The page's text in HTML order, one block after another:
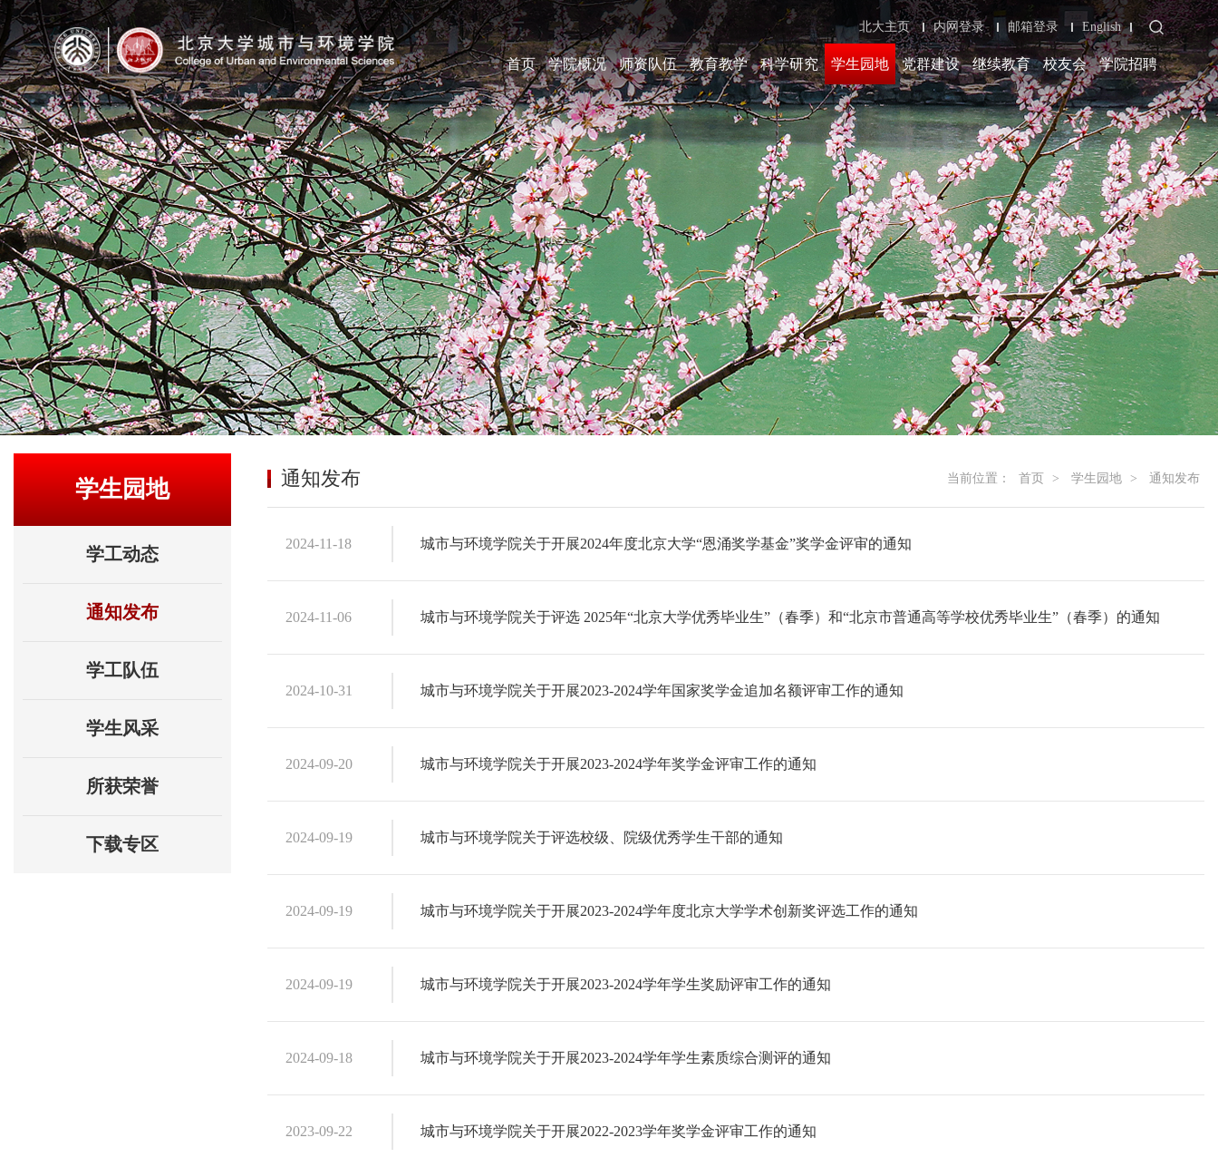
北大主页 内网登录 邮箱登录 English
首页 学院概况 师资队伍 教育教学 科学研究 学生园地 党群建设 继续教育 校友会 学院招聘
学生园地
学工动态
通知发布
学工队伍
学生风采
所获荣誉
下载专区
通知发布 当前位置： 首页 > 学生园地 > 通知发布
2024-11-18 城市与环境学院关于开展2024年度北京大学“恩涌奖学基金”奖学金评审的通知
2024-11-06 城市与环境学院关于评选 2025年“北京大学优秀毕业生”（春季）和“北京市普通高等学校优秀毕业生”（春季）的通知
2024-10-31 城市与环境学院关于开展2023-2024学年国家奖学金追加名额评审工作的通知
2024-09-20 城市与环境学院关于开展2023-2024学年奖学金评审工作的通知
2024-09-19 城市与环境学院关于评选校级、院级优秀学生干部的通知
2024-09-19 城市与环境学院关于开展2023-2024学年度北京大学学术创新奖评选工作的通知
2024-09-19 城市与环境学院关于开展2023-2024学年学生奖励评审工作的通知
2024-09-18 城市与环境学院关于开展2023-2024学年学生素质综合测评的通知
2023-09-22 城市与环境学院关于开展2022-2023学年奖学金评审工作的通知